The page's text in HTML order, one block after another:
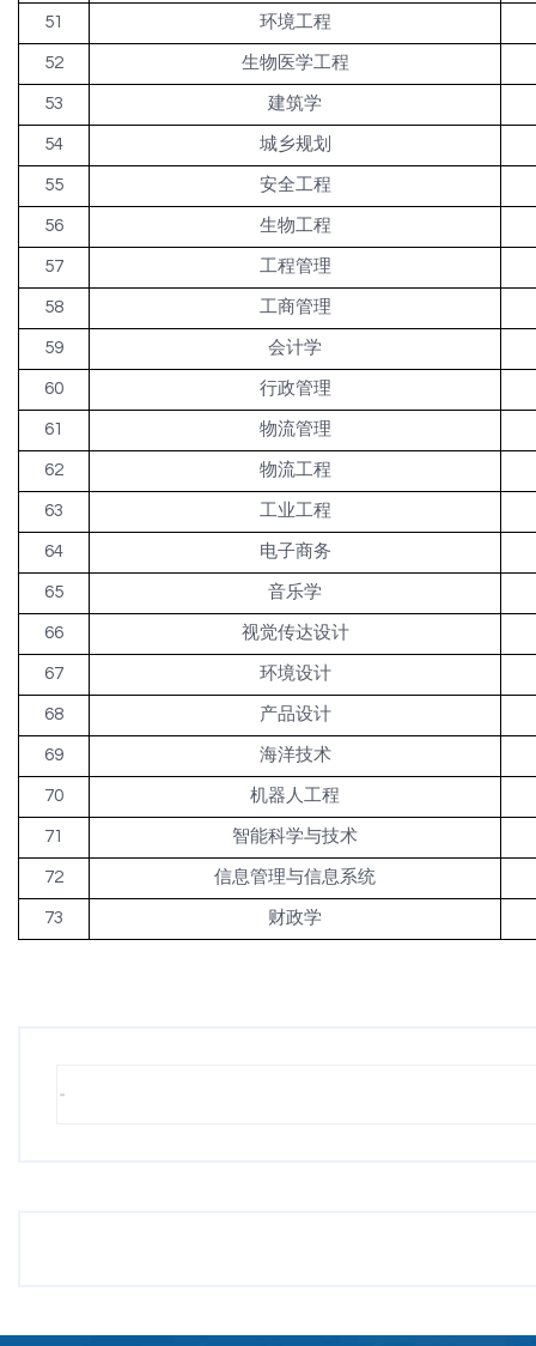
51 环境工程
52 生物医学工程
53 建筑学
54 城乡规划
55 安全工程
56 生物工程
57 工程管理
58 工商管理
59 会计学
60 行政管理
61 物流管理
62 物流工程
63 工业工程
64 电子商务
65 音乐学
66 视觉传达设计
67 环境设计
68 产品设计
69 海洋技术
70 机器人工程
71 智能科学与技术
72 信息管理与信息系统
73 财政学